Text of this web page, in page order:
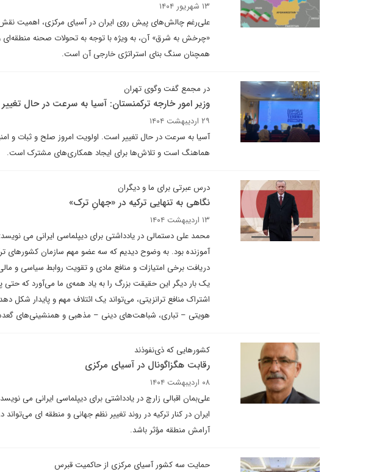
۱۳ شهریور ۱۴۰۴
علی‌رغم چالش‌های پیش روی ایران در آسیای مرکزی، اهمیت
«چرخش به شرق» آن، به ویژه با توجه به تحولات صحنه منطقه‌ای و
همچنان سنگ بنای استراتژی خارجی آن است.
در مجمع گفت وگوی تهران
وزیر امور خارجه ترکمنستان: آسیا به سرعت در حال
۲۹ اردیبهشت ۱۴۰۴
آسیا به سرعت در حال تغییر است. اولویت امروز صلح و ثبات و
هماهنگ است و تلاش‌ها برای ایجاد همکاری‌های مشترک است.
درس عبرتی برای ما و دیگران
نگاهی به تنهایی ترکیه در «جهانِ ترک»
۱۳ اردیبهشت ۱۴۰۴
محمد علی دستمالی در یادداشتی برای دیپلماسی ایرانی می
آموزنده بود. به وضوح دیدیم که سه عضو مهم سازمان کشورهای
دریافت برخی امتیازات و منافع مادی و تقویت روابط سیاسی و
یک بار دیگر این حقیقت بزرگ را به یاد همه‌ی ما می‌آورد که
اشتراک منافع ترانزیتی، می‌تواند یک ائتلاف مهم و پایدار شکل
هویتی – تباری، شباهت‌های دینی – مذهبی و همنشینی‌های
کشورهایی که ذی‌نفوذند
رقابت هگزاگونال در آسیای مرکزی
۰۸ اردیبهشت ۱۴۰۴
علی‌بمان اقبالی زارچ در یادداشتی برای دیپلماسی ایرانی می
ایران در کنار ترکیه در روند تغییر نظم جهانی و منطقه ای
آرامش منطقه مؤثر باشد.
حمایت سه کشور آسیای مرکزی از حاکمیت قبرس